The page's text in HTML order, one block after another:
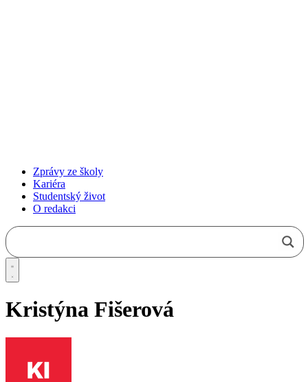
Zprávy ze školy
Kariéra
Studentský život
O redakci
Kristýna Fišerová